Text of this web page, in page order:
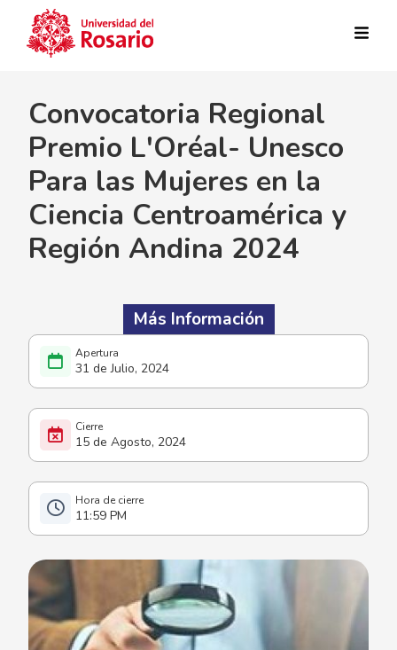
31 de Julio, 2024
15 de Agosto, 2024
11:59 PM
Convocatoria Regional
Premio L'Oréal- Unesco
Para las Mujeres en la
Ciencia Centroamérica y
Región Andina 2024
Más Información